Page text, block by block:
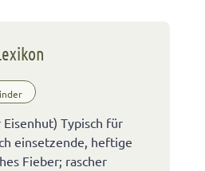
Typisch für
einsetzende, heftige
Fieber; rascher